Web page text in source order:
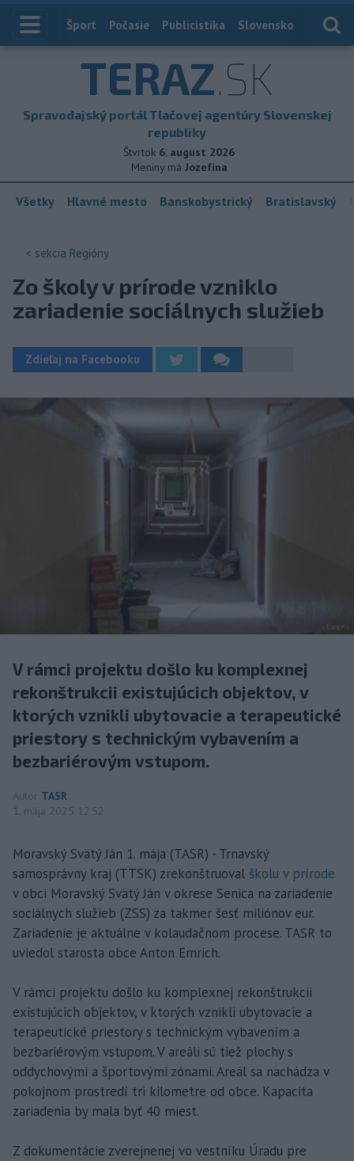
Index
Šport Počasie Publicistika Slovensko
TERAZ.SK
Spravodajský portál Tlačovej agentúry Slovenskej
republiky
Štvrtok 6. august 2026
Meniny má Jozefína
Všetky Hlavné mesto Banskobystrický Bratislavský
< sekcia Regióny
Zo školy v prírode vzniklo
zariadenie sociálnych služieb
Zdieľaj na Facebooku
V rámci projektu došlo ku komplexnej
rekonštrukcii existujúcich objektov, v
ktorých vznikli ubytovacie a terapeutické
priestory s technickým vybavením a
bezbariérovým vstupom.
Autor TASR
1. mája 2025 12:52
Moravský Svätý Ján 1. mája (TASR) - Trnavský
samosprávny kraj (TTSK) zrekonštruoval školu v prírode
v obci Moravský Svätý Ján v okrese Senica na zariadenie
sociálnych služieb (ZSS) za takmer šesť miliónov eur.
Zariadenie je aktuálne v kolaudačnom procese. TASR to
uviedol starosta obce Anton Emrich.
V rámci projektu došlo ku komplexnej rekonštrukcii
existujúcich objektov, v ktorých vznikli ubytovacie a
terapeutické priestory s technickým vybavením a
bezbariérovým vstupom. V areáli sú tiež plochy s
oddychovými a športovými zónami. Areál sa nachádza v
pokojnom prostredí tri kilometre od obce. Kapacita
zariadenia by mala byť 40 miest.
Z dokumentácie zverejnenej vo vestníku Úradu pre